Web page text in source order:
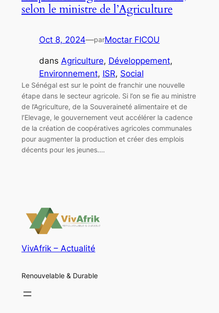
selon le ministre de l’Agriculture
Oct 8, 2024—parMoctar FICOU
dans Agriculture, Développement
Environnement, ISR, Social
Le Sénégal est sur le point de franchir une nouvelle
étape dans le secteur agricole. Si l’on se fie au ministre
de l’Agriculture, de la Souveraineté alimentaire et de
l’Elevage, le gouvernement veut accélérer la cadence
de la création de coopératives agricoles communales
pour augmenter la production et créer des emplois
décents pour les jeunes.…
VivAfrik – Actualité
Renouvelable & Durable